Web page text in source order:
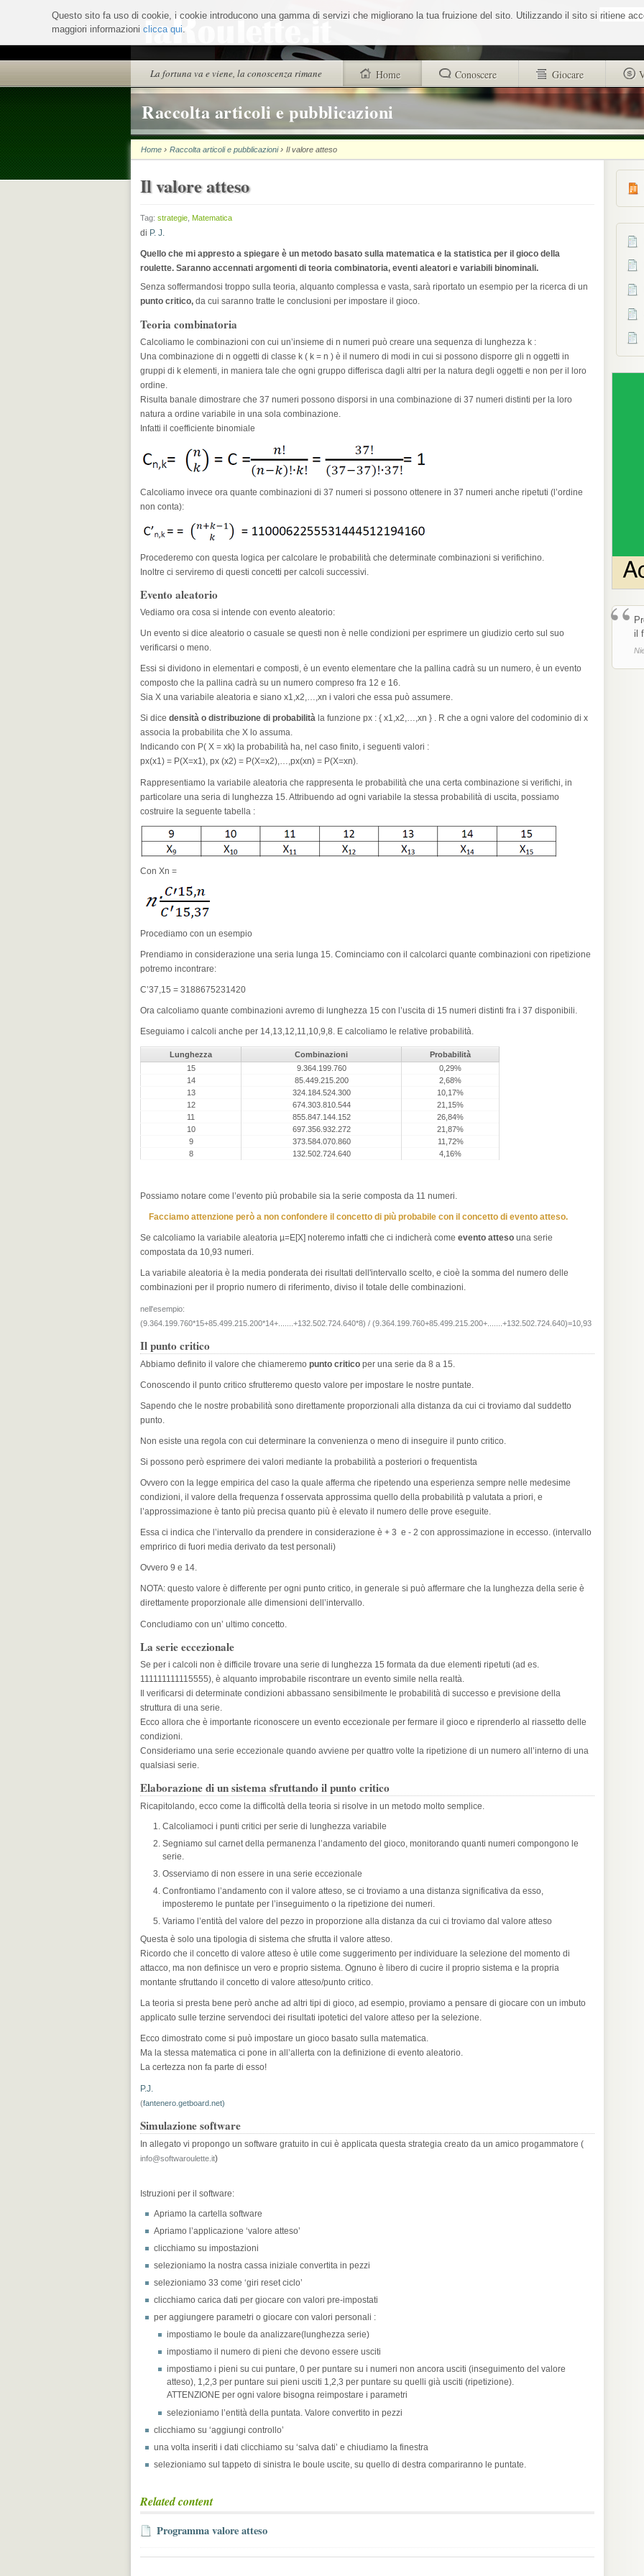
ai
contenuti.
alla
navigazione
Cerca nel sito
Sezioni
La fortuna va e viene, la conoscenza rimane Home Conoscere Giocare
trovi anche Buono a sapersi Glossario
Chi siamo Sistemisti Autori
Wheel Quiz
Raccolta articoli e pubblicazioni
Questo sito fa uso di cookie, i cookie introducono una gamma di servizi che migliorano la tua fruizione del sito. Utilizzando il sito si ritiene
maggiori informazioni clicca qui.
Home ›Raccolta articoli e pubblicazioni ›Il valore atteso
Il valore atteso
Tag: strategie Matematica
di P. J.
Quello che mi appresto a spiegare è un metodo basato sulla matematica e la statistica per il gioco della
roulette. Saranno accennati argomenti di teoria combinatoria, eventi aleatori e variabili binominali.
Senza soffermandosi troppo sulla teoria, alquanto complessa e vasta, sarà riportato un esempio per la ricerca di un
punto critico, da cui saranno tratte le conclusioni per impostare il gioco.
Teoria combinatoria
Calcoliamo le combinazioni con cui un’insieme di n numeri può creare una sequenza di lunghezza k :
Una combinazione di n oggetti di classe k ( k = n ) è il numero di modi in cui si possono disporre gli n oggetti in
gruppi di k elementi, in maniera tale che ogni gruppo differisca dagli altri per la natura degli oggetti e non per il loro
ordine.
Risulta banale dimostrare che 37 numeri possono disporsi in una combinazione di 37 numeri distinti per la loro
natura a ordine variabile in una sola combinazione.
Infatti il coefficiente binomiale
Calcoliamo invece ora quante combinazioni di 37 numeri si possono ottenere in 37 numeri anche ripetuti (l’ordine
non conta):
Procederemo con questa logica per calcolare le probabilità che determinate combinazioni si verifichino.
Inoltre ci serviremo di questi concetti per calcoli successivi.
Evento aleatorio
Vediamo ora cosa si intende con evento aleatorio:
Un evento si dice aleatorio o casuale se questi non è nelle condizioni per esprimere un giudizio certo sul suo
verificarsi o meno.
Essi si dividono in elementari e composti, è un evento elementare che la pallina cadrà su un numero, è un evento
composto che la pallina cadrà su un numero compreso fra 12 e 16.
Sia X una variabile aleatoria e siano x1,x2,…,xn i valori che essa può assumere.
Si dicedensità o distribuzione di probabilità la funzione px : { x1,x2,…,xn } . R che a ogni valore del codominio di x
associa la probabilita che X lo assuma.
Indicando con P( X = xk) la probabilità ha, nel caso finito, i seguenti valori :
px(x1) = P(X=x1), px (x2) = P(X=x2),…,px(xn) = P(X=xn).
Rappresentiamo la variabile aleatoria che rappresenta le probabilità che una certa combinazione si verifichi, in
particolare una seria di lunghezza 15. Attribuendo ad ogni variabile la stessa probabilità di uscita, possiamo
costruire la seguente tabella :
Con Xn =
Procediamo con un esempio
Prendiamo in considerazione una seria lunga 15. Cominciamo con il calcolarci quante combinazioni con ripetizione
potremo incontrare:
C’37,15 = 3188675231420
Ora calcoliamo quante combinazioni avremo di lunghezza 15 con l’uscita di 15 numeri distinti fra i 37 disponibili.
Eseguiamo i calcoli anche per 14,13,12,11,10,9,8. E calcoliamo le relative probabilità.
Lunghezza Combinazioni
Probabilità
15
9.364.199.760
0,29%
14
85.449.215.200
2,68%
13
324.184.524.300
10,17%
12
674.303.810.544
21,15%
11
855.847.144.152
26,84%
10
697.356.932.272
21,87%
9
373.584.070.860
11,72%
8
132.502.724.640 4,16%
Possiamo notare come l’evento più probabile sia la serie composta da 11 numeri.
Facciamo attenzione però a non confondere il concetto di più probabile con il concetto di evento atteso.
Se calcoliamo la variabile aleatoria µ=E[X] noteremo infatti che ci indicherà comeevento atteso una serie
compostata da 10,93 numeri.
La variabile aleatoria è la media ponderata dei risultati dell'intervallo scelto, e cioè la somma del numero delle
combinazioni per il proprio numero di riferimento, diviso il totale delle combinazioni.
nell'esempio:
(9.364.199.760*15+85.499.215.200*14+.......+132.502.724.640*8) / (9.364.199.760+85.499.215.200+.......+132.502.724.640)=10,93
Il punto critico
Abbiamo definito il valore che chiameremopunto critico per una serie da 8 a 15.
Conoscendo il punto critico sfrutteremo questo valore per impostare le nostre puntate.
Sapendo che le nostre probabilità sono direttamente proporzionali alla distanza da cui ci troviamo dal suddetto
punto.
Non esiste una regola con cui determinare la convenienza o meno di inseguire il punto critico.
Si possono però esprimere dei valori mediante la probabilità a posteriori o frequentista
Ovvero con la legge empirica del caso la quale afferma che ripetendo una esperienza sempre nelle medesime
condizioni, il valore della frequenza f osservata approssima quello della probabilità p valutata a priori, e
l’approssimazione è tanto più precisa quanto più è elevato il numero delle prove eseguite.
Essa ci indica che l’intervallo da prendere in considerazione è + 3 e - 2 con approssimazione in eccesso. (intervallo
empririco di fuori media derivato da test personali)
Ovvero 9 e 14.
NOTA: questo valore è differente per ogni punto critico, in generale si può affermare che la lunghezza della serie è
direttamente proporzionale alle dimensioni dell’intervallo.
Concludiamo con un’ ultimo concetto.
La serie eccezionale
Se per i calcoli non è difficile trovare una serie di lunghezza 15 formata da due elementi ripetuti (ad es.
111111111115555), è alquanto improbabile riscontrare un evento simile nella realtà.
Il verificarsi di determinate condizioni abbassano sensibilmente le probabilità di successo e previsione della
struttura di una serie.
Ecco allora che è importante riconoscere un evento eccezionale per fermare il gioco e riprenderlo al riassetto delle
condizioni.
Consideriamo una serie eccezionale quando avviene per quattro volte la ripetizione di un numero all’interno di una
qualsiasi serie.
Elaborazione di un sistema sfruttando il punto critico
Ricapitolando, ecco come la difficoltà della teoria si risolve in un metodo molto semplice.
Calcoliamoci i punti critici per serie di lunghezza variabile
Segniamo sul carnet della permanenza l’andamento del gioco, monitorando quanti numeri compongono le
serie.
Osserviamo di non essere in una serie eccezionale
Confrontiamo l’andamento con il valore atteso, se ci troviamo a una distanza significativa da esso,
imposteremo le puntate per l’inseguimento o la ripetizione dei numeri.
Variamo l’entità del valore del pezzo in proporzione alla distanza da cui ci troviamo dal valore atteso
Questa è solo una tipologia di sistema che sfrutta il valore atteso.
Ricordo che il concetto di valore atteso è utile come suggerimento per individuare la selezione del momento di
attacco, ma non definisce un vero e proprio sistema. Ognuno è libero di cucire il proprio sistema e la propria
montante sfruttando il concetto di valore atteso/punto critico.
La teoria si presta bene però anche ad altri tipi di gioco, ad esempio, proviamo a pensare di giocare con un imbuto
applicato sulle terzine servendoci dei risultati ipotetici del valore atteso per la selezione.
Ecco dimostrato come si può impostare un gioco basato sulla matematica.
Ma la stessa matematica ci pone in all’allerta con la definizione di evento aleatorio.
La certezza non fa parte di esso!
P.J.
(fantenero.getboard.net)
Simulazione software
In allegato vi propongo un software gratuito in cui è applicata questa strategia creato da un amico progammatore (
info@softwaroulette.it)
Istruzioni per il software:
Apriamo la cartella software
Apriamo l’applicazione ‘valore atteso’
clicchiamo su impostazioni
selezioniamo la nostra cassa iniziale convertita in pezzi
selezioniamo 33 come ‘giri reset ciclo’
clicchiamo carica dati per giocare con valori pre-impostati
per aggiungere parametri o giocare con valori personali :
impostiamo le boule da analizzare(lunghezza serie)
impostiamo il numero di pieni che devono essere usciti
impostiamo i pieni su cui puntare, 0 per puntare su i numeri non ancora usciti (inseguimento del valore
atteso), 1,2,3 per puntare sui pieni usciti 1,2,3 per puntare su quelli già usciti (ripetizione).
ATTENZIONE per ogni valore bisogna reimpostare i parametri
selezioniamo l’entità della puntata. Valore convertito in pezzi
clicchiamo su ‘aggiungi controllo’
una volta inseriti i dati clicchiamo su ‘salva dati’ e chiudiamo la finestra
selezioniamo sul tappeto di sinistra le boule uscite, su quello di destra compariranno le puntate.
Related content
Programma valore atteso
“ il